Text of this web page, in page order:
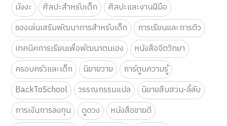
มังงะ
ศิลปะสำหรับเด็ก
ศิลปะและงานฝีมือ
ของเล่นเสริมพัฒนาการสำหรับเด็ก
การเรียนและการติว
เทคนิคการเรียนเพื่อพัฒนาตนเอง
หนังสือจิตวิทยา
ครอบครัวและเด็ก
นิยายวาย
การ์ตูนความรู้
BackToSchool
วรรณกรรมแปล
นิยายสืบสวน-ลี้ลับ
การเงินการลงทุน
ดูดวง
หนังสือขายดี